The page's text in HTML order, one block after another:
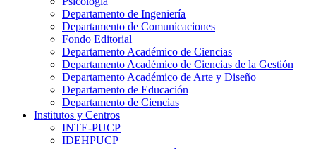
Departamento de Ingeniería
Departamento de Comunicaciones
Fondo Editorial
Departamento Académico de Ciencias
Departamento Académico de Ciencias de la Gestión
Departamento Académico de Arte y Diseño
Departamento de Educación
Departamento de Ciencias
Institutos y Centros
INTE-PUCP
IDEHPUCP